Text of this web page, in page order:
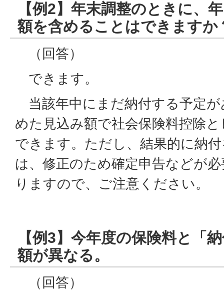
【例2】年末調整のときに、
額を含めることはできますか
（回答）
できます。
当該年中にまだ納付する予定
めた見込み額で社会保険料控除
できます。ただし、結果的に納
は、修正のため確定申告などが
りますので、ご注意ください。
【例3】今年度の保険料と「
額が異なる。
（回答）